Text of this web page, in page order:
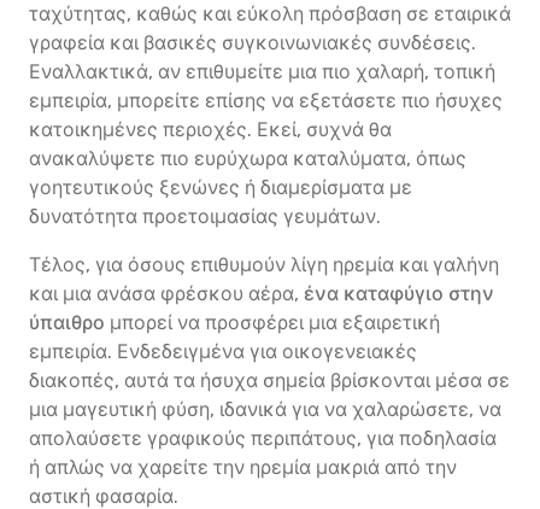
ταχύτητας, καθώς και εύκολη πρόσβαση σε εταιρικά
γραφεία και βασικές συγκοινωνιακές συνδέσεις.
Εναλλακτικά, αν επιθυμείτε μια πιο χαλαρή, τοπική
εμπειρία, μπορείτε επίσης να εξετάσετε πιο ήσυχες
κατοικημένες περιοχές. Εκεί, συχνά θα
ανακαλύψετε πιο ευρύχωρα καταλύματα, όπως
γοητευτικούς ξενώνες ή διαμερίσματα με
δυνατότητα προετοιμασίας γευμάτων.
Τέλος, για όσους επιθυμούν λίγη ηρεμία και γαλήνη
και μια ανάσα φρέσκου αέρα, ένα καταφύγιο στην
ύπαιθρο μπορεί να προσφέρει μια εξαιρετική
εμπειρία. Ενδεδειγμένα για οικογενειακές
διακοπές, αυτά τα ήσυχα σημεία βρίσκονται μέσα σε
μια μαγευτική φύση, ιδανικά για να χαλαρώσετε, να
απολαύσετε γραφικούς περιπάτους, για ποδηλασία
ή απλώς να χαρείτε την ηρεμία μακριά από την
αστική φασαρία.